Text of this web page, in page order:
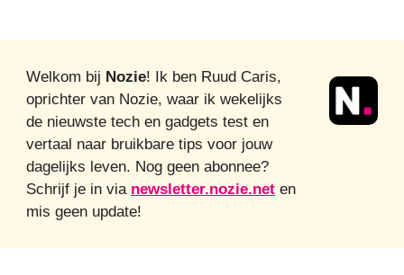
Welkom bij Nozie! Ik ben Ruud Caris,
oprichter van Nozie, waar ik wekelijks
de nieuwste tech en gadgets test en
vertaal naar bruikbare tips voor jouw
dagelijks leven. Nog geen abonnee?
Schrijf je in via newsletter.nozie.net en
mis geen update!